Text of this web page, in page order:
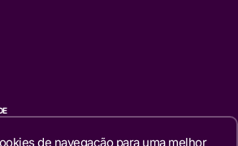
de navegação para uma melhor